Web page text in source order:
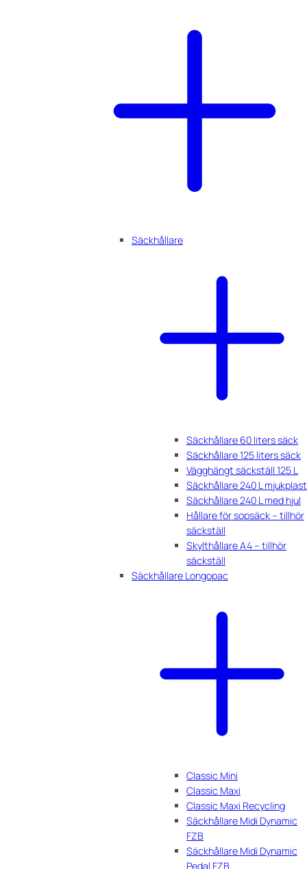
Säckhållare
Säckhållare 60 liters säck
Säckhållare 125 liters säck
Vägghängt säckställ 125 L
Säckhållare 240 L mjukplast
Säckhållare 240 L med hjul
Hållare för sopsäck – tillhör
säckställ
Skylthållare A4 – tillhör
säckställ
Säckhållare Longopac
Classic Mini
Classic Maxi
Classic Maxi Recycling
Säckhållare Midi Dynamic
FZB
Säckhållare Midi Dynamic
Pedal FZB